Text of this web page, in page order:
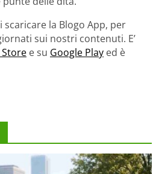
la Blogo App, per
sui nostri contenuti. E’
e su Google Play ed è